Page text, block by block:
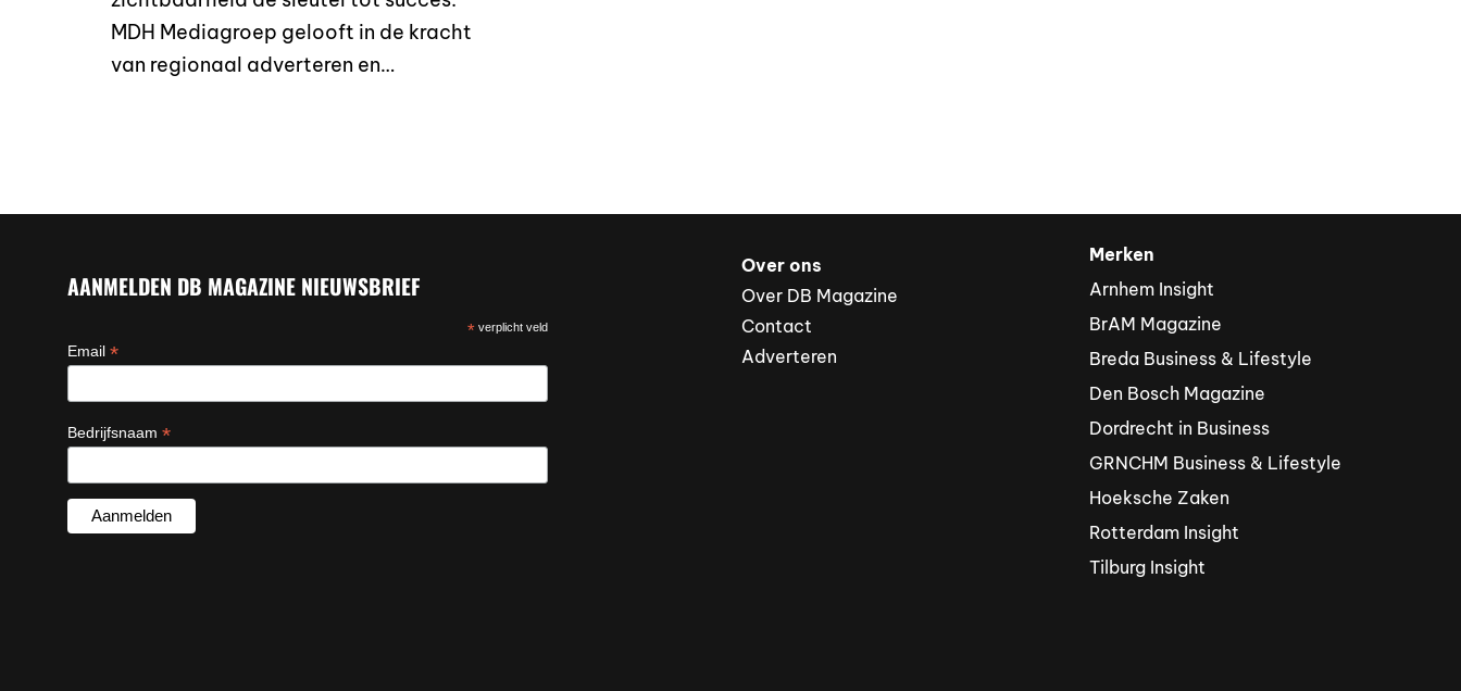
MDH Mediagroep gelooft in de kracht
van regionaal adverteren en…
AANMELDEN DB MAGAZINE NIEUWSBRIEF
*verplicht veld
Email *
Bedrijfsnaam *
Over ons
Over DB Magazine
Contact
Adverteren
Merken
Arnhem Insight
BrAM Magazine
Breda Business & Lifestyle
Den Bosch Magazine
Dordrecht in Business
GRNCHM Business & Lifestyle
Hoeksche Zaken
Rotterdam Insight
Tilburg Insight